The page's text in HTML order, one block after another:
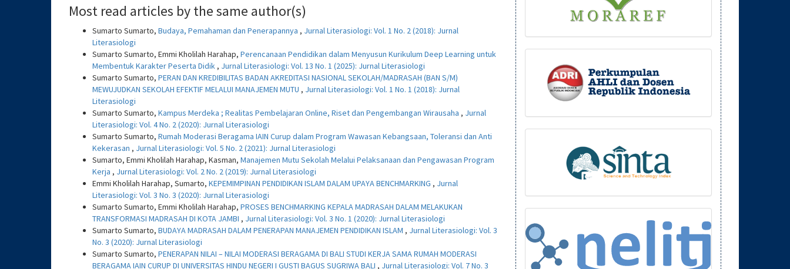
Most read articles by the same author(s)
Sumarto Sumarto, Budaya, Pemahaman dan Penerapannya , Jurnal Literasiologi: Vol. 1 No. 2 (2018): Jurnal
Literasiologi
Sumarto Sumarto, Emmi Kholilah Harahap, Perencanaan Pendidikan dalam Menyusun Kurikulum Deep Learning untuk
Membentuk Karakter Peserta Didik , Jurnal Literasiologi: Vol. 13 No. 1 (2025): Jurnal Literasiologi
Sumarto Sumarto, PERAN DAN KREDIBILITAS BADAN AKREDITASI NASIONAL SEKOLAH/MADRASAH (BAN S/M)
MEWUJUDKAN SEKOLAH EFEKTIF MELALUI MANAJEMEN MUTU , Jurnal Literasiologi: Vol. 1 No. 1 (2018): Jurnal
Literasiologi
Sumarto Sumarto, Kampus Merdeka ; Realitas Pembelajaran Online, Riset dan Pengembangan Wirausaha , Jurnal
Literasiologi: Vol. 4 No. 2 (2020): Jurnal Literasiologi
Sumarto Sumarto, Rumah Moderasi Beragama IAIN Curup dalam Program Wawasan Kebangsaan, Toleransi dan Anti
Kekerasan , Jurnal Literasiologi: Vol. 5 No. 2 (2021): Jurnal Literasiologi
Sumarto, Emmi Kholilah Harahap, Kasman, Manajemen Mutu Sekolah Melalui Pelaksanaan dan Pengawasan Program
Kerja , Jurnal Literasiologi: Vol. 2 No. 2 (2019): Jurnal Literasiologi
Emmi Kholilah Harahap, Sumarto, KEPEMIMPINAN PENDIDIKAN ISLAM DALAM UPAYA BENCHMARKING , Jurnal
Literasiologi: Vol. 3 No. 3 (2020): Jurnal Literasiologi
Sumarto Sumarto, Emmi Kholilah Harahap, PROSES BENCHMARKING KEPALA MADRASAH DALAM MELAKUKAN
TRANSFORMASI MADRASAH DI KOTA JAMBI , Jurnal Literasiologi: Vol. 3 No. 1 (2020): Jurnal Literasiologi
Sumarto Sumarto, BUDAYA MADRASAH DALAM PENERAPAN MANAJEMEN PENDIDIKAN ISLAM , Jurnal Literasiologi: Vol. 3
No. 3 (2020): Jurnal Literasiologi
Sumarto Sumarto, PENERAPAN NILAI – NILAI MODERASI BERAGAMA DI BALI STUDI KERJA SAMA RUMAH MODERASI
BERAGAMA IAIN CURUP DI UNIVERSITAS HINDU NEGERI I GUSTI BAGUS SUGRIWA BALI , Jurnal Literasiologi: Vol. 7 No. 3